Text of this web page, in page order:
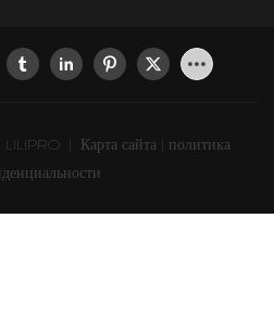
L52M52 | Оптовая Продажа
Карта сайта
политика